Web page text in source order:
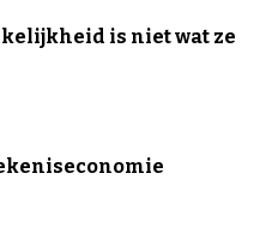
is niet wat ze